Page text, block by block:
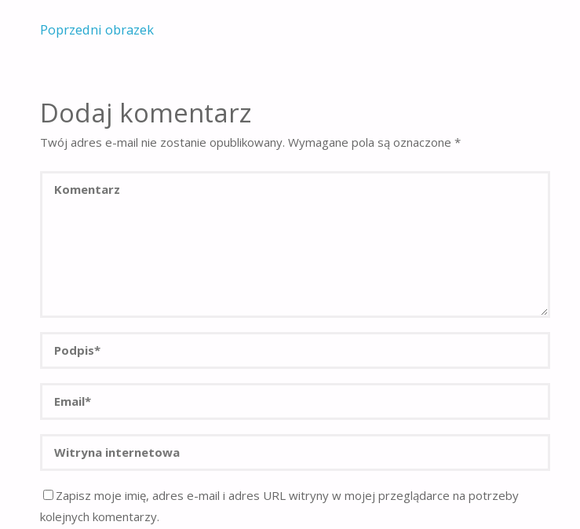
Poprzedni obrazek
Dodaj komentarz
Twój adres e-mail nie zostanie opublikowany. Wymagane pola są oznaczone*
Zapisz moje imię, adres e-mail i adres URL witryny w mojej przeglądarce na potrzeby
kolejnych komentarzy.